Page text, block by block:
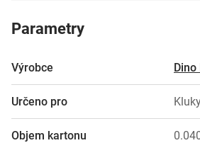
Parametry
Výrobce Dino
Určeno pro
Objem kartonu